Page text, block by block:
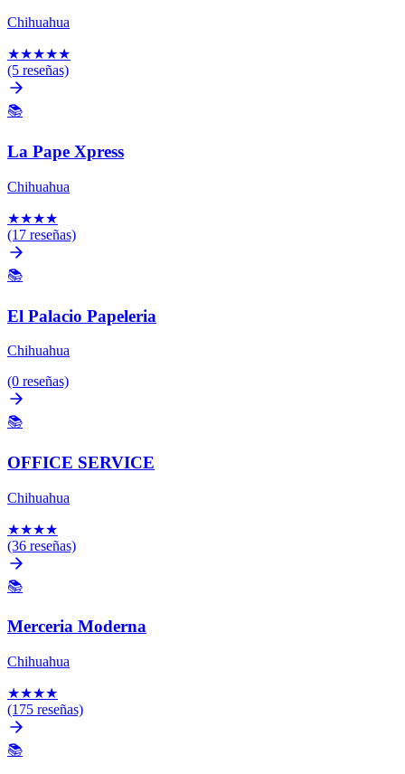
Chihuahua
★★★★★
(5 reseñas)
📚
La Pape Xpress
Chihuahua
★★★★
(17 reseñas)
📚
El Palacio Papeleria
Chihuahua
(0 reseñas)
📚
OFFICE SERVICE
Chihuahua
★★★★
(36 reseñas)
📚
Merceria Moderna
Chihuahua
★★★★
(175 reseñas)
📚